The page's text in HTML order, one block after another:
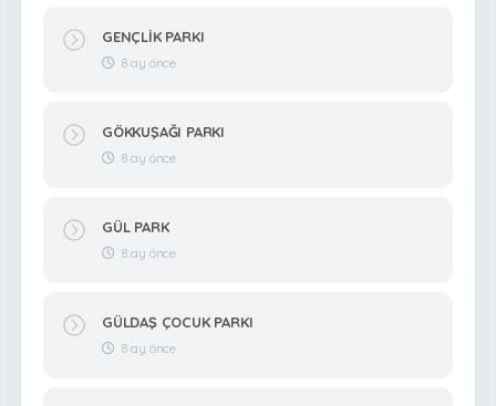
GENÇLİK PARKI
8 ay önce
GÖKKUŞAĞI PARKI
8 ay önce
GÜL PARK
8 ay önce
GÜLDAŞ ÇOCUK PARKI
8 ay önce